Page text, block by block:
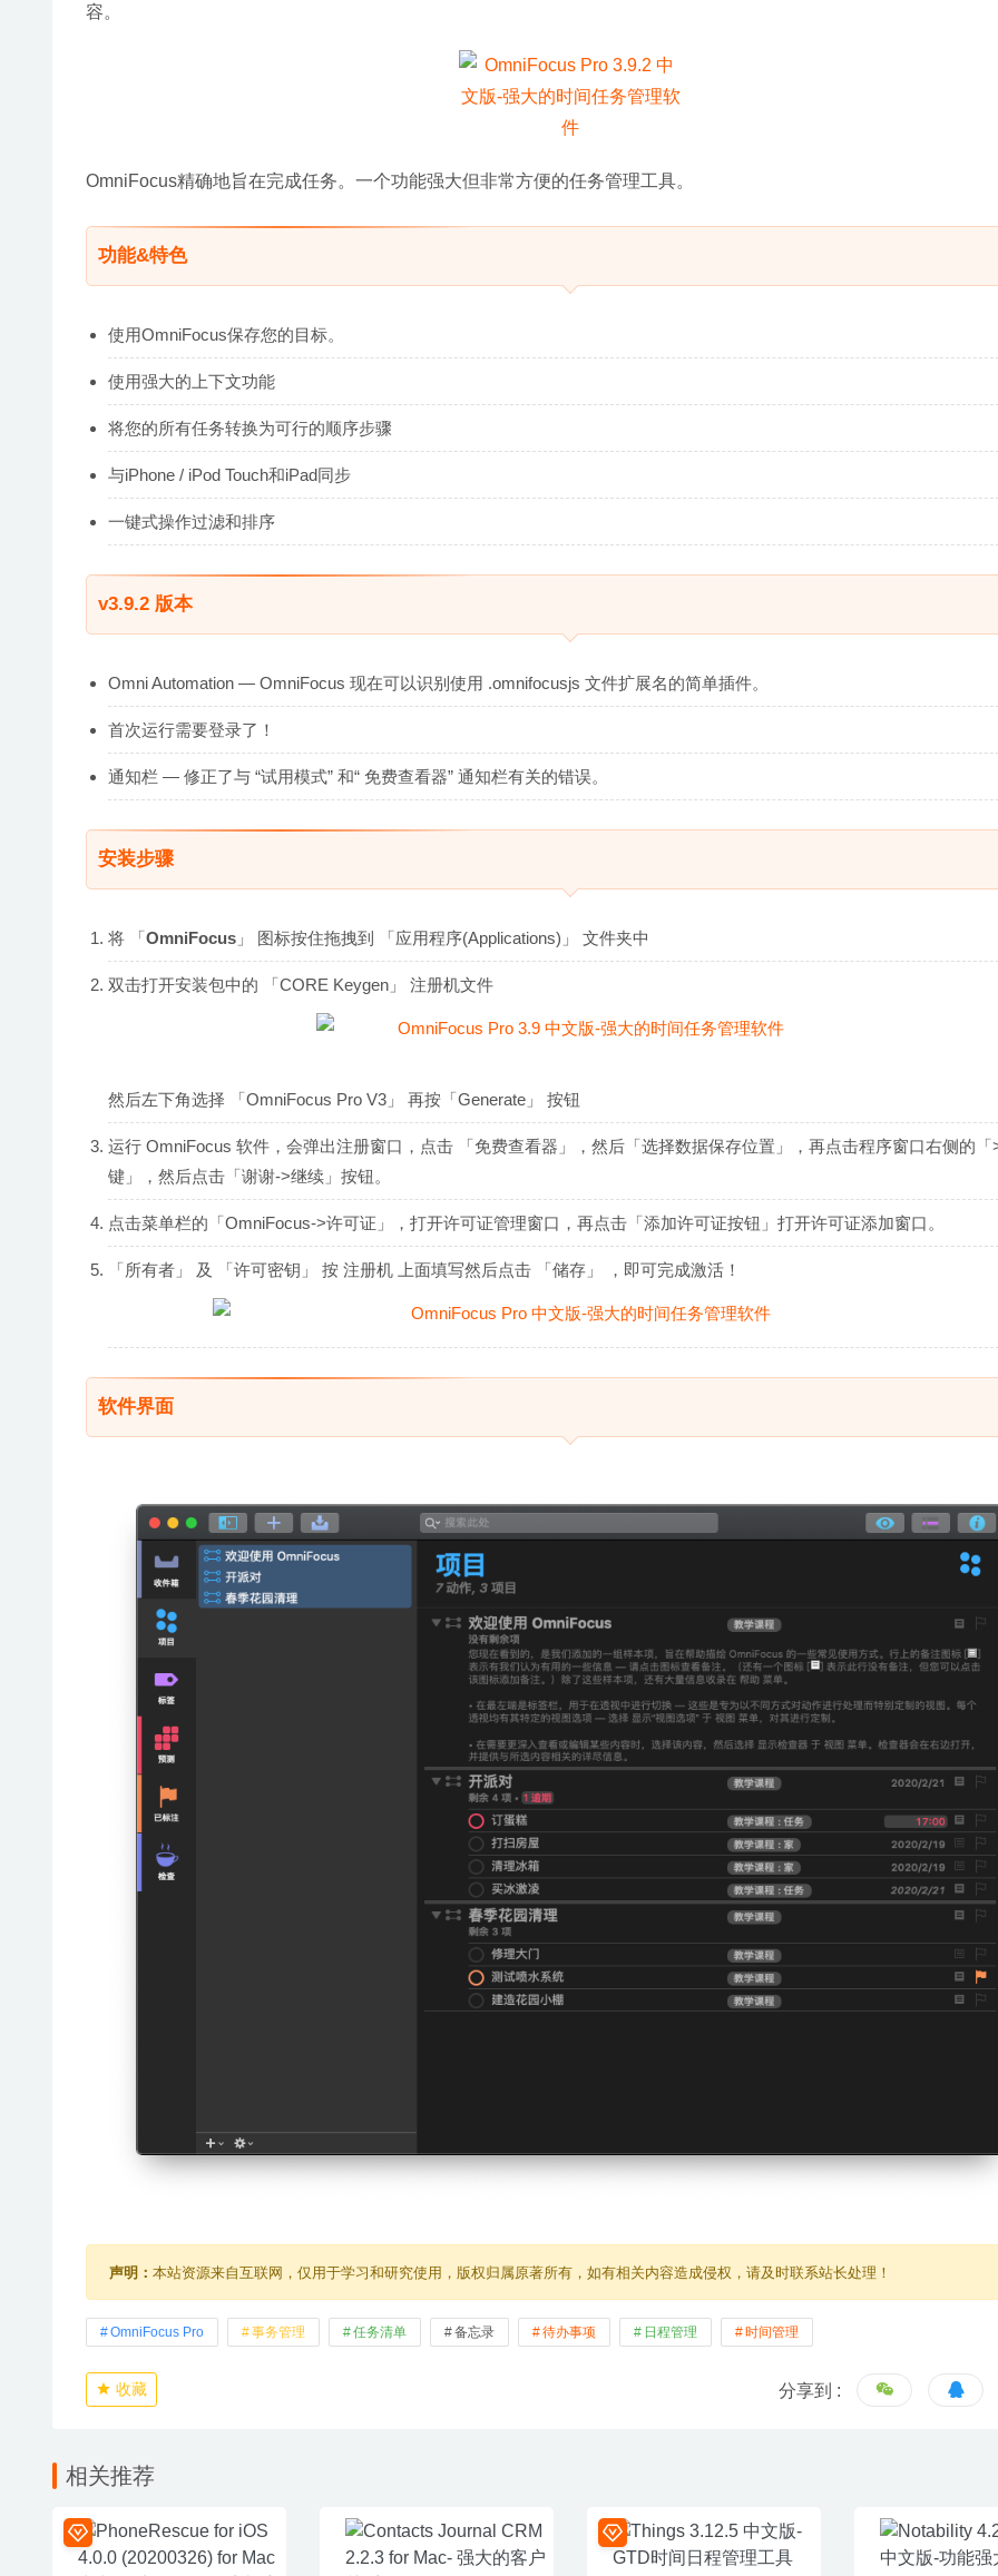
容。
OmniFocus精确地旨在完成任务。一个功能强大但非常方便的任务管理工具。
功能&特色
使用OmniFocus保存您的目标。
使用强大的上下文功能
将您的所有任务转换为可行的顺序步骤
与iPhone / iPod Touch和iPad同步
一键式操作过滤和排序
v3.9.2 版本
Omni Automation — OmniFocus 现在可以识别使用 .omnifocusjs 文件扩展名的简单插件。
首次运行需要登录了！
通知栏 — 修正了与 “试用模式” 和“ 免费查看器” 通知栏有关的错误。
安装步骤
将 「OmniFocus 」 图标按住拖拽到 「应用程序(Applications)」 文件夹中
双击打开安装包中的 「CORE Keygen」 注册机文件
然后左下角选择 「OmniFocus Pro V3」 再按「Generate」 按钮
运行 OmniFocus 软件，会弹出注册窗口，点击 「免费查看器」，然后「选择数据保存位置」，再点击程序窗口右侧的「
键」，然后点击「谢谢->继续」按钮。
点击菜单栏的「OmniFocus->许可证」，打开许可证管理窗口，再点击「添加许可证按钮」打开许可证添加窗口。
「所有者」 及 「许可密钥」 按 注册机 上面填写然后点击 「储存」 ，即可完成激活！
软件界面
声明： 本站资源来自互联网，仅用于学习和研究使用，版权归属原著所有，如有相关内容造成侵权，请及时联系站长处理！
OmniFocus Pro 事务管理 任务清单 备忘录 待办事项 日程管理 时间管理
收藏 分享到 :
相关推荐